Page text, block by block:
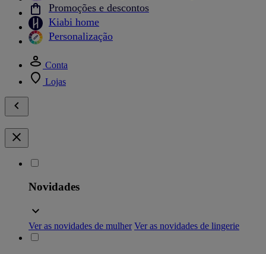
Promoções e descontos
Kiabi home
Personalização
Conta
Lojas
Novidades
Ver as novidades de mulher Ver as novidades de lingerie